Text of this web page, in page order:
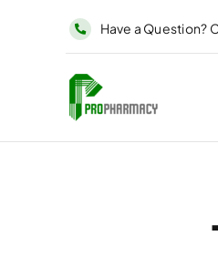
Have a Question?